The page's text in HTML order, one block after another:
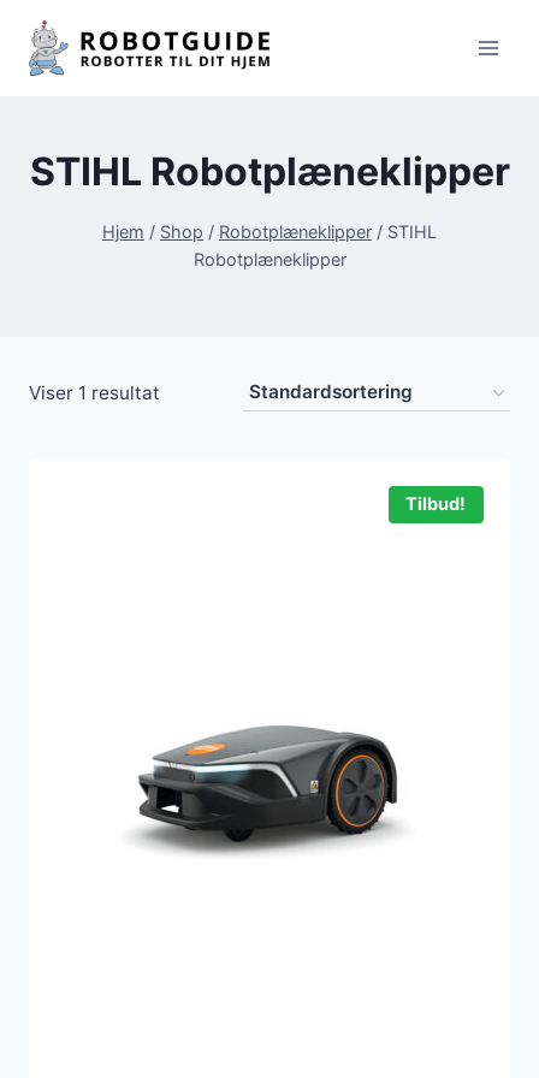
Fortsæt
indhold
STIHL Robotplæneklipper
Hjem / Shop / Robotplæneklipper / STIHL
Robotplæneklipper
Viser 1 resultat
Tilbud!